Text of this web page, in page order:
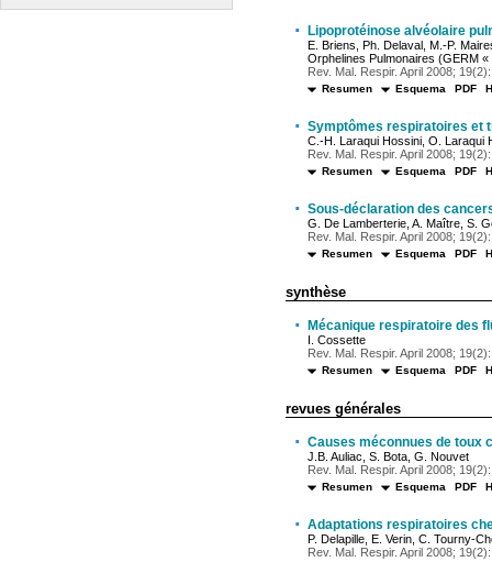
· Lipoprotéinose alvéolaire
E. Briens, Ph. Delaval, M.-P.
Orphelines Pulmonaires (GERM «
Rev. Mal. Respir. April 2008;
Resumen Esquema PDF
· Symptômes respiratoires et
C.-H. Laraqui Hossini, O. Laraqui
Rev. Mal. Respir. April 2008;
Resumen Esquema PDF
· Sous-déclaration des
G. De Lamberterie, A. Maître, S.
Rev. Mal. Respir. April 2008;
Resumen Esquema PDF
synthèse
· Mécanique respiratoire des
I. Cossette
Rev. Mal. Respir. April 2008;
Resumen Esquema PDF
revues générales
· Causes méconnues de toux
J.B. Auliac, S. Bota, G. Nouvet
Rev. Mal. Respir. April 2008;
Resumen Esquema PDF
· Adaptations respiratoires
P. Delapille, E. Verin, C. Tourny-
Rev. Mal. Respir. April 2008;